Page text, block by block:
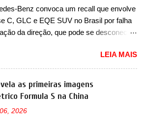
a ocorrência de dano físico
ou até mesmo fatal ao condutor do
. O serviço...
será apresentado no terceiro trimestre
ou seja, acontecerá entre os meses de
setembro (e já estamos em agosto), ou
30 de setembro. A marca confirmou que
um "protótipo de pré-produção,
desempenho, exclusivo para
, que vai antecipar as futuras versões de
esportivo. Ao mesmo tempo, a Jensen
Benz convoca um recall que envolve
C, GLC e EQE SUV no Brasil por falha
da direção, que pode se desconectar
de 2025 um recall que envolve o trio
formado pelo Classe C, GLC e
SUV. De acordo com informações, o
envolve unidades com ano/modelo
A falha está na fixação da direção, que
LEIA MAIS
as primeiras imagens
Formula S na China
2026